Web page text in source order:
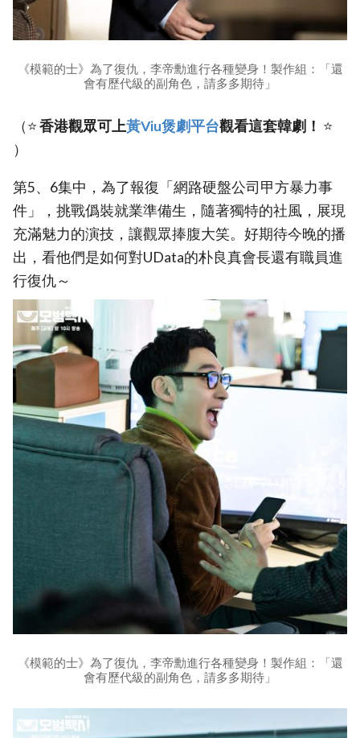
《模範的士》為了復仇，李帝勳進行各種變身！製作組：「還
會有歷代級的副角色，請多多期待」
（⭐香港觀眾可上黃Viu煲劇平台觀看這套韓劇！ ⭐
）
第5、6集中，為了報復「網路硬盤公司甲方暴力事
件」，挑戰僞裝就業準備生，隨著獨特的社風，展現
充滿魅力的演技，讓觀眾捧腹大笑。好期待今晚的播
出，看他們是如何對UData的朴良真會長還有職員進
行復仇～
《模範的士》為了復仇，李帝勳進行各種變身！製作組：「還
會有歷代級的副角色，請多多期待」